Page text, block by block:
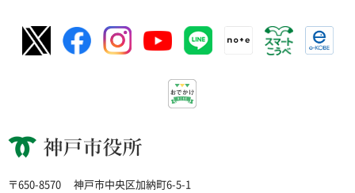
神戸市役所
〒650-8570 神戸市中央区加納町6-5-1